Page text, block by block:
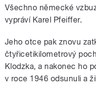
Všechno německé
vypráví Karel Pfeiffer.
Jeho otce pak znovu
čtyřicetikilometrový
Klodzka, a nakonec ho
v roce 1946 odsunuli a